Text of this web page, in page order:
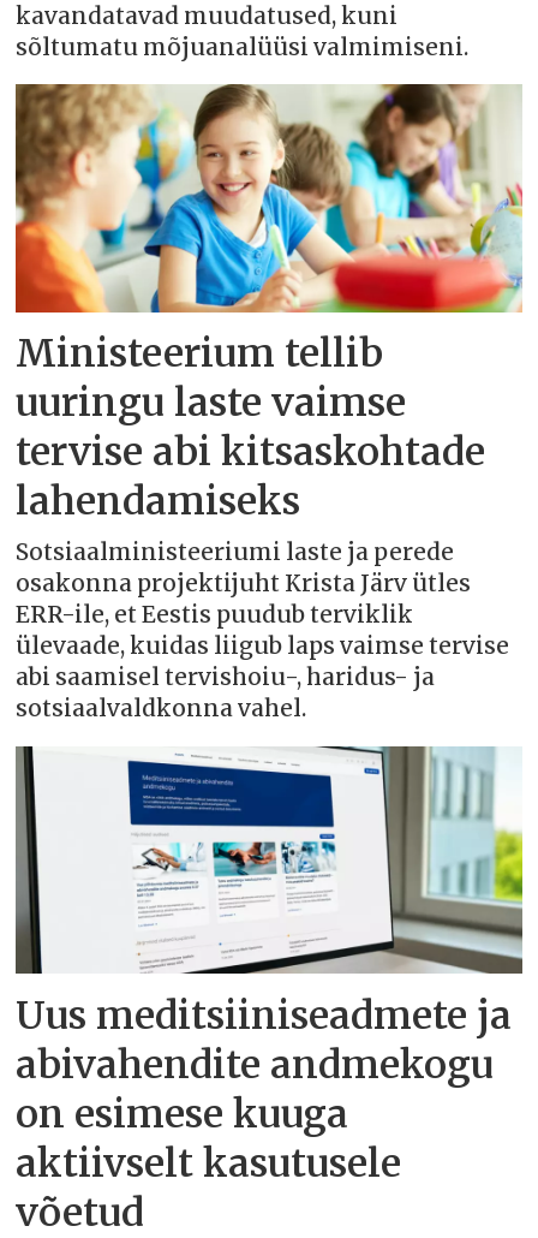
kavandatavad muudatused, kuni
sõltumatu mõjuanalüüsi valmimiseni.
Ministeerium tellib
uuringu laste vaimse
tervise abi kitsaskohtade
lahendamiseks
Sotsiaalministeeriumi laste ja perede
osakonna projektijuht Krista Järv ütles
ERR-ile, et Eestis puudub terviklik
ülevaade, kuidas liigub laps vaimse tervise
abi saamisel tervishoiu-, haridus- ja
sotsiaalvaldkonna vahel.
Uus meditsiiniseadmete ja
abivahendite andmekogu
on esimese kuuga
aktiivselt kasutusele
võetud